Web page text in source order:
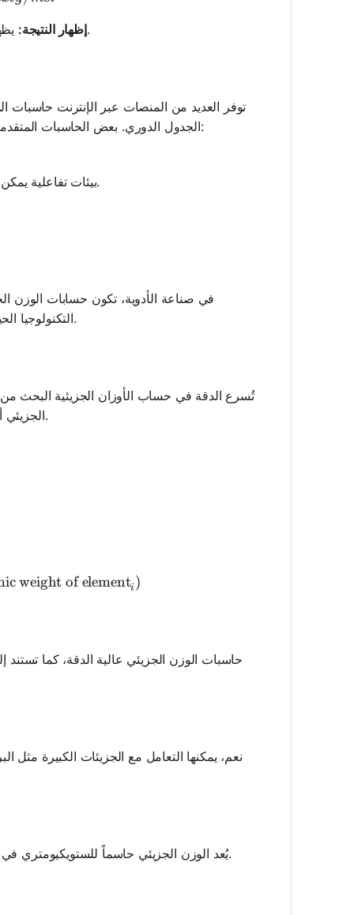
إظهار النتيجة:يظهر البرنامج الوزن الجزيئي، قد يكون مكمل بتحليل يوضح مساهمة كل عنصر.
توفر العديد من المنصات عبر الإنترنت حاسبات
الجدول الدوري. بعض الحاسبات المتقدمة تتضمن ميزات مثل تحليل الخطأ ورسم البيانات بيانيًا. تتضمن الموارد الشائعة:
بيئات تفاعلية يمكن للمستخدمين إدخال الصيغ والحصول على النتائج فوراً.
في صناعة الأدوية، تكون حسابات الوزن
التكنولوجيا الحيوية على الأوزان الجزيئية الدقيقة لتطوير المواد الحيوية وتنفيذ الهندسة الوراثية.
تُسرع الدقة في حساب الأوزان الجزيئية البحث من
الجزيئي أساسياً لتكوين المركبات، مما يسمح بالتنبؤ بشكل أفضل والاتساق عبر التجارب.
Weight} = \\sum_{i} (\text{Number of atoms
weight of elementi )
حاسبات الوزن الجزيئي عالية الدقة، كما
نعم، يمكنها التعامل مع الجزيئات الكبيرة
يُعد الوزن الجزيئي حاسماً للستويكيومتري في التفاعلات الكيميائية، مما يُمكن من حساب دقيق للمتفاعلات والنواتج المتوقعة.